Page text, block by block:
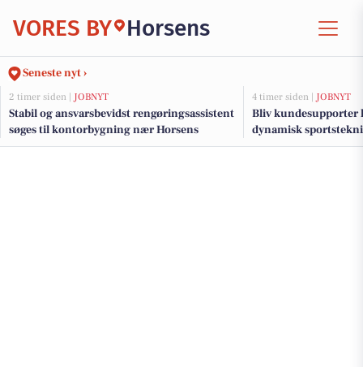
VORES BY Horsens
Seneste nyt ›
2 timer siden | JOBNYT
Stabil og ansvarsbevidst rengøringsassistent
søges til kontorbygning nær Horsens
4 timer siden | JOBNYT
Bliv kundesupporter
dynamisk